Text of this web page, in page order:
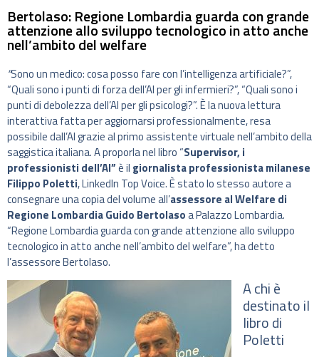
Bertolaso: Regione Lombardia guarda con grande
attenzione allo sviluppo tecnologico in atto anche
nell’ambito del welfare
“Sono un medico: cosa posso fare con l’intelligenza artificiale?”,
“Quali sono i punti di forza dell’AI per gli infermieri?”, “Quali sono i
punti di debolezza dell’AI per gli psicologi?”. È la nuova lettura
interattiva fatta per aggiornarsi professionalmente, resa
possibile dall’AI grazie al primo assistente virtuale nell’ambito della
saggistica italiana. A proporla nel libro “Supervisor, i
professionisti dell’AI”è il giornalista professionista milanese
Filippo Poletti, LinkedIn Top Voice. È stato lo stesso autore a
consegnare una copia del volume all’assessore al Welfare di
Regione Lombardia Guido Bertolasoa Palazzo Lombardia.
“Regione Lombardia guarda con grande attenzione allo sviluppo
tecnologico in atto anche nell’ambito del welfare”, ha detto
l’assessore Bertolaso.
A chi è
destinato il
libro di
Poletti